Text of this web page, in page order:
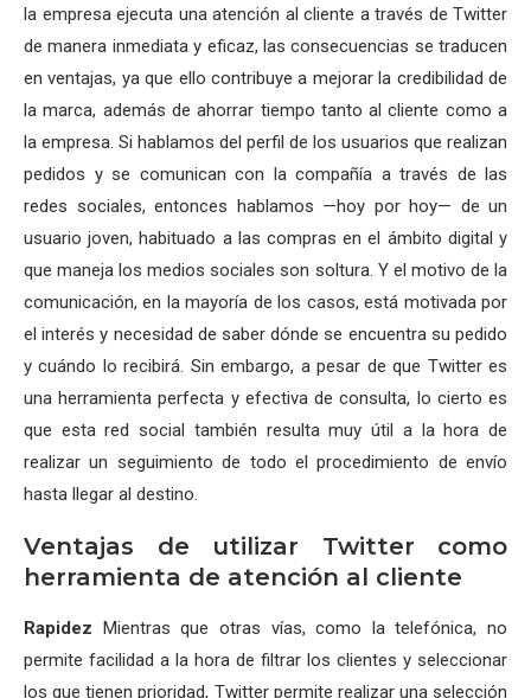
la empresa ejecuta una atención al cliente a través de Twitter
de manera inmediata y eficaz, las consecuencias se traducen
en ventajas, ya que ello contribuye a mejorar la credibilidad de
la marca, además de ahorrar tiempo tanto al cliente como a
la empresa. Si hablamos del perfil de los usuarios que realizan
pedidos y se comunican con la compañía a través de las
redes sociales, entonces hablamos —hoy por hoy— de un
usuario joven, habituado a las compras en el ámbito digital y
que maneja los medios sociales son soltura. Y el motivo de la
comunicación, en la mayoría de los casos, está motivada por
el interés y necesidad de saber dónde se encuentra su pedido
y cuándo lo recibirá. Sin embargo, a pesar de que Twitter es
una herramienta perfecta y efectiva de consulta, lo cierto es
que esta red social también resulta muy útil a la hora de
realizar un seguimiento de todo el procedimiento de envío
hasta llegar al destino.
Ventajas de utilizar Twitter como
herramienta de atención al cliente
Rapidez Mientras que otras vías, como la telefónica, no
permite facilidad a la hora de filtrar los clientes y seleccionar
los que tienen prioridad, Twitter permite realizar una selección